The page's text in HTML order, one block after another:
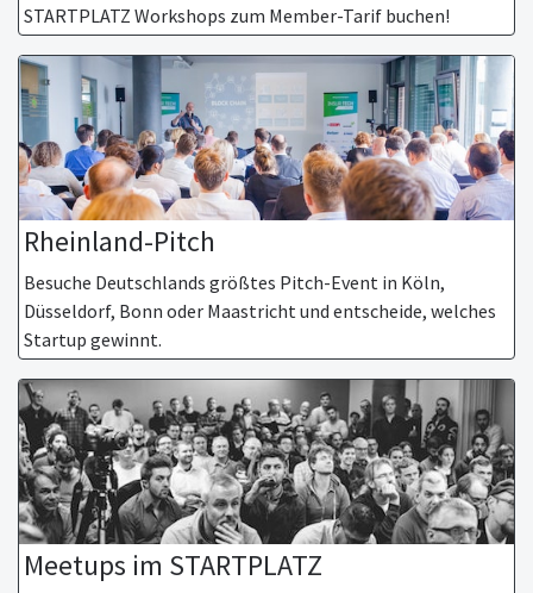
STARTPLATZ Workshops zum Member-Tarif buchen!
Rheinland-Pitch
Besuche Deutschlands größtes Pitch-Event in Köln,
Düsseldorf, Bonn oder Maastricht und entscheide, welches
Startup gewinnt.
Meetups im STARTPLATZ